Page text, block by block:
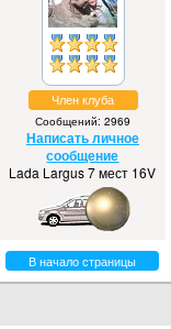
Член клуба
Сообщений: 2969
Написать личное
сообщение
Lada Largus 7 мест 16V
В начало страницы